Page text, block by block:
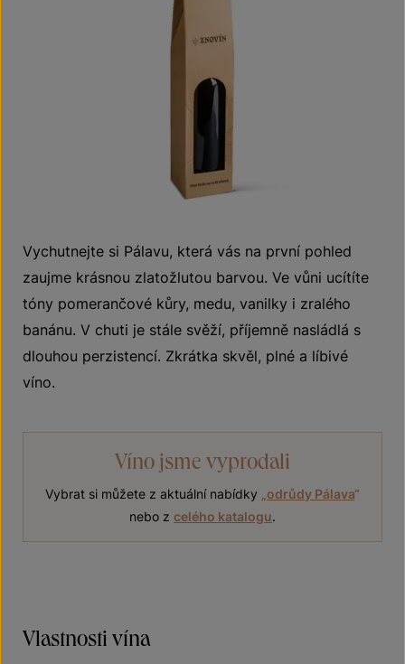
Vychutnejte si Pálavu, která vás na první pohled
zaujme krásnou zlatožlutou barvou. Ve vůni ucítíte
tóny pomerančové kůry, medu, vanilky i zralého
banánu. V chuti je stále svěží, příjemně nasládlá s
dlouhou perzistencí. Zkrátka skvěl, plné a líbivé
víno.
Víno jsme vyprodali
Vybrat si můžete z aktuální nabídky odrůdy Pálava“
nebo z celého katalogu.
Vlastnosti vína